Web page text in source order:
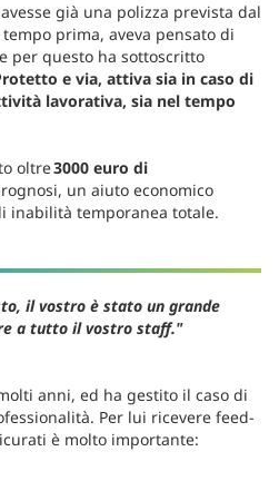
già una polizza prevista dal
prima, aveva pensato di
per questo ha sottoscritto
e via, attiva sia in caso di
lavorativa, sia nel tempo
oltre3000 euro di
un aiuto economico
inabilità temporanea totale.
il vostro è stato un grande
a tutto il vostro staff."
anni, ed ha gestito il caso di
Per lui ricevere feed-
è molto importante: